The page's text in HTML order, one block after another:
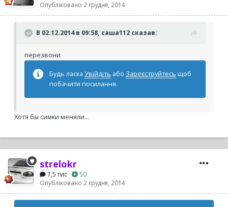
Опубліковано 2 грудня, 2014
В 02.12.2014 в 09:58, саша112 сказав:
перезвони
Будь ласка Увійдіть або Зареєструйтесь щоб
побачити посилання.
Хотя бы симки меняли...
strelokr
7,5 тис
50
Опубліковано 2 грудня, 2014